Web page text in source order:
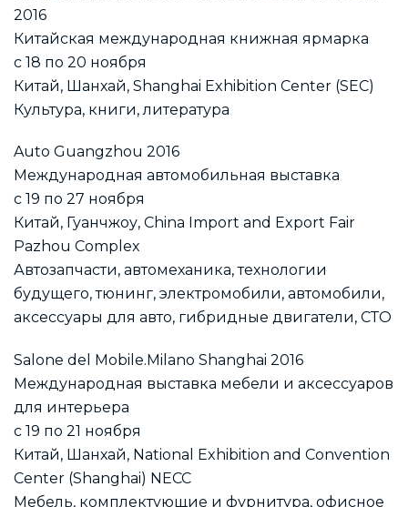
2016
Китайская международная книжная ярмарка
с 18 по 20 ноября
Китай, Шанхай, Shanghai Exhibition Center (SEC)
Культура, книги, литература
Auto Guangzhou 2016
Международная автомобильная выставка
с 19 по 27 ноября
Китай, Гуанчжоу, China Import and Export Fair
Pazhou Complex
Автозапчасти, автомеханика, технологии
будущего, тюнинг, электромобили, автомобили,
аксессуары для авто, гибридные двигатели, СТО
Salone del Mobile.Milano Shanghai 2016
Международная выставка мебели и аксессуаров
для интерьера
с 19 по 21 ноября
Китай, Шанхай, National Exhibition and Convention
Center (Shanghai) NECC
Мебель, комплектующие и фурнитура, офисное